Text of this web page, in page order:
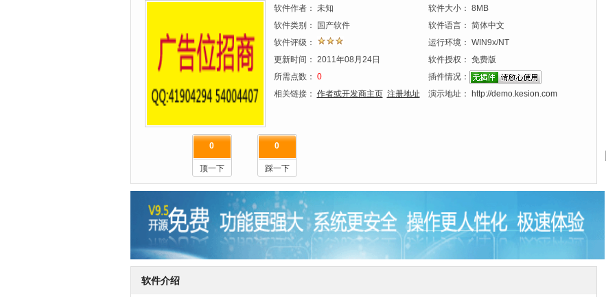
软件作者： 未知 软件大小： 8MB
软件类别：
国产软件 软件语言： 简体中文
软件评级：
运行环境： WIN9x/NT
更新时间： 2011年08月24日 软件授权： 免费版
所需点数： 0
插件情况：
相关链接： 作者或开发商主页 注册地址 演示地址： http://demo.kesion.com
0
顶一下
0
踩一下
软件介绍